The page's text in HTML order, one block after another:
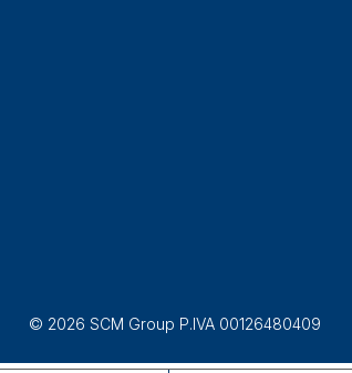
© 2026 SCM Group P.IVA 00126480409